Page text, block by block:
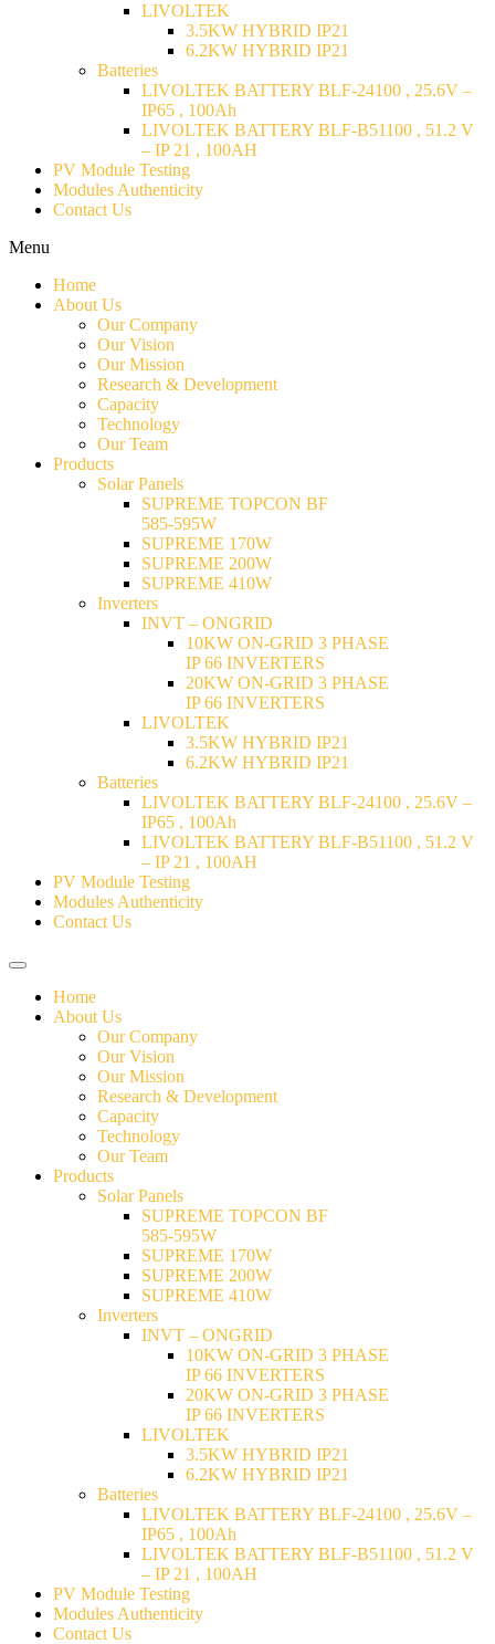
LIVOLTEK
3.5KW HYBRID IP21
6.2KW HYBRID IP21
Batteries
LIVOLTEK BATTERY BLF-24100 , 25.6V –
IP65 , 100Ah
LIVOLTEK BATTERY BLF-B51100 , 51.2 V
– IP 21 , 100AH
PV Module Testing
Modules Authenticity
Contact Us
Menu
Home
About Us
Our Company
Our Vision
Our Mission
Research & Development
Capacity
Technology
Our Team
Products
Solar Panels
SUPREME TOPCON BF
585-595W
SUPREME 170W
SUPREME 200W
SUPREME 410W
Inverters
INVT – ONGRID
10KW ON-GRID 3 PHASE
IP 66 INVERTERS
20KW ON-GRID 3 PHASE
IP 66 INVERTERS
LIVOLTEK
3.5KW HYBRID IP21
6.2KW HYBRID IP21
Batteries
LIVOLTEK BATTERY BLF-24100 , 25.6V –
IP65 , 100Ah
LIVOLTEK BATTERY BLF-B51100 , 51.2 V
– IP 21 , 100AH
PV Module Testing
Modules Authenticity
Contact Us
Home
About Us
Our Company
Our Vision
Our Mission
Research & Development
Capacity
Technology
Our Team
Products
Solar Panels
SUPREME TOPCON BF
585-595W
SUPREME 170W
SUPREME 200W
SUPREME 410W
Inverters
INVT – ONGRID
10KW ON-GRID 3 PHASE
IP 66 INVERTERS
20KW ON-GRID 3 PHASE
IP 66 INVERTERS
LIVOLTEK
3.5KW HYBRID IP21
6.2KW HYBRID IP21
Batteries
LIVOLTEK BATTERY BLF-24100 , 25.6V –
IP65 , 100Ah
LIVOLTEK BATTERY BLF-B51100 , 51.2 V
– IP 21 , 100AH
PV Module Testing
Modules Authenticity
Contact Us